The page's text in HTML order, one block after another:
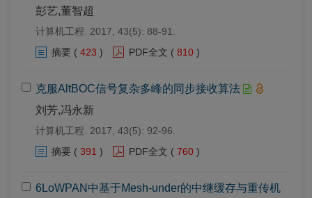
彭艺,董智超
计算机工程. 2017, 43(5): 88-91.
摘要 ( 423 ) PDF全文 ( 810 )
克服AltBOC信号复杂多峰的同步接收算法
刘芳,冯永新
计算机工程. 2017, 43(5): 92-96.
摘要 ( 391 ) PDF全文 ( 760 )
6LoWPAN中基于Mesh-under的中继缓存与重传机